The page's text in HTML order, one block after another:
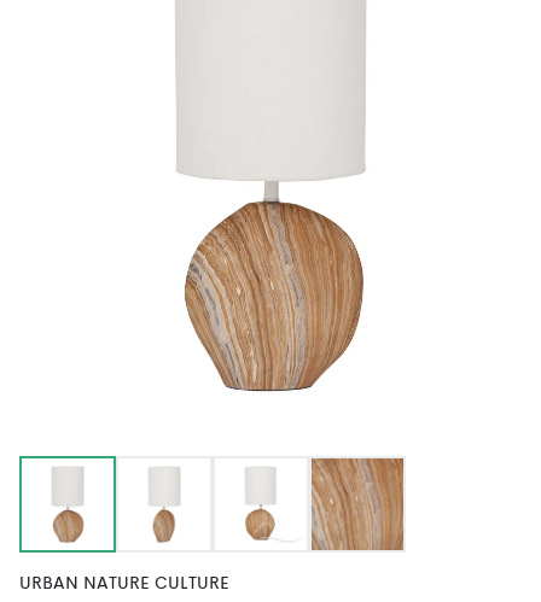
URBAN NATURE CULTURE